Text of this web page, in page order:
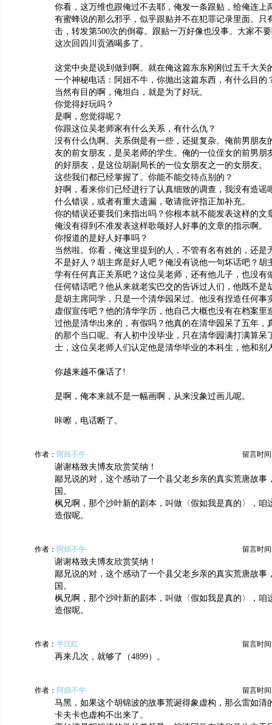
你看，这万维也跟俺过不去耶，俺发一条跟贴，给俺连上
有蜜蜂说的那么邪乎，似乎跟贴并不在犯罪记录里面。只
击，转发第500次的倒霉。跟贴一万好像也没事。大家不
这次回四川贡酒喝多了。
这党中央是说到做到啊。就在俺这篇东东刚刚过五千大关
一个神秘电话：阿妞不牛，你抛出这篇东西，有什么目的
当然有目的啊，俺坦白，就是为了好玩。
你觉得好玩吗？
是啊，您觉得呢？
你跟这位吴老师家有什么关系，有什么仇？
没有什么仇啊。关系倒是有一些，还挺复杂。俺前男朋友
友的前女朋友，是吴老师的学生。俺的一位侄女的前男朋
的好朋友，是这位胡副局长的一位女朋友之一的女朋友。
这些我们都已经掌握了。你能不能交待点别的？
好啊，看来你们已经进行了认真细致的调查，我没有造谣
什么错误，或者有重大遗漏，敬请批评指正加补充。
你的错误还要我们来指出吗？你根本就不能发表这样的文
俺没有得到不准发表这样歌颂好人好事的文章的指示啊。
你报道的是好人好事吗？
当然啦。你看，俺这里提到的人，不管有名有姓的，还是
不是好人？胡主席是好人吧？俺没有说他一句坏话吧？胡
学有任何真正关系吧？这位吴老师，还有他儿子，也没有
任何错话吧？他从来就老实巴交的告诉过人们，他既不是
是胡主席同学，只是一个清华园呆过。他没有捏造任何事
虚假宣传吧？他的清华学历，他自己大概也没有在档案里
过他是清华出来的，有假吗？他真的在清华园呆了五年，
的那个当口呢。有人初中没毕业，只在清华园满打满算呆
士，这位吴老师人们认定他是清华毕业的本科生，他和别
你越来越不像话了!
是啊，俺本来就不是一幅画啊，从来没象过画儿呢。
咔嚓，电话断了。
作者： 阿妞不牛 留言时间
谢谢格致夫博友欣赏笑纳！
鄙兄说的对，这个感动了一个县父老乡亲的真实荒唐故事
国。
枫兄啊，那个沙叶新的剧本，叫做〈假如我是真的〉，咱
造假呢。
作者： 阿妞不牛 留言时间
谢谢格致夫博友欣赏笑纳！
鄙兄说的对，这个感动了一个县父老乡亲的真实荒唐故事
国。
枫兄啊，那个沙叶新的剧本，叫做〈假如我是真的〉，咱
造假呢。
作者： 半江红 留言时间
再来几次，就够了（4899）。
作者： 阿妞不牛 留言时间
马黑，如果这个胡锦波的故事荒诞得象虚构，那么雷如清
卡夫卡也虚构不出来了。